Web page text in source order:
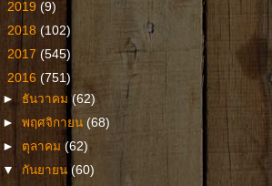
2019 (9)
2018 (102)
2017 (545)
2016 (751)
► ธันวาคม(62)
►พฤศจิกายน(68)
► ตุลาคม(62)
▼ กันยายน(60)